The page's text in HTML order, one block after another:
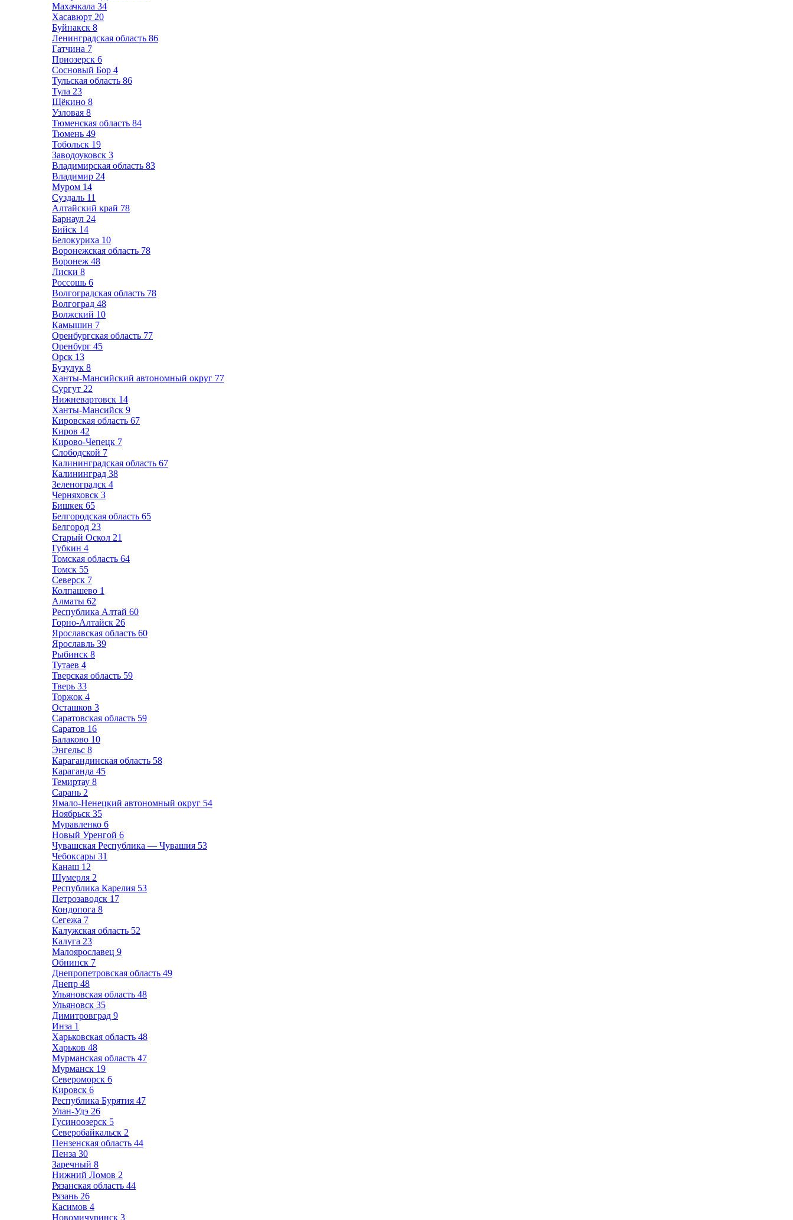
Махачкала 34
Хасавюрт 20
Буйнакск 8
Ленинградская область 86
Гатчина 7
Приозерск 6
Сосновый Бор 4
Тульская область 86
Тула 23
Щёкино 8
Узловая 8
Тюменская область 84
Тюмень 49
Тобольск 19
Заводоуковск 3
Владимирская область 83
Владимир 24
Муром 14
Суздаль 11
Алтайский край 78
Барнаул 24
Бийск 14
Белокуриха 10
Воронежская область 78
Воронеж 48
Лиски 8
Россошь 6
Волгоградская область 78
Волгоград 48
Волжский 10
Камышин 7
Оренбургская область 77
Оренбург 45
Орск 13
Бузулук 8
Ханты-Мансийский автономный округ 77
Сургут 22
Нижневартовск 14
Ханты-Мансийск 9
Кировская область 67
Киров 42
Кирово-Чепецк 7
Слободской 7
Калининградская область 67
Калининград 38
Зеленоградск 4
Черняховск 3
Бишкек 65
Белгородская область 65
Белгород 23
Старый Оскол 21
Губкин 4
Томская область 64
Томск 55
Северск 7
Колпашево 1
Алматы 62
Республика Алтай 60
Горно-Алтайск 26
Ярославская область 60
Ярославль 39
Рыбинск 8
Тутаев 4
Тверская область 59
Тверь 33
Торжок 4
Осташков 3
Саратовская область 59
Саратов 16
Балаково 10
Энгельс 8
Карагандинская область 58
Караганда 45
Темиртау 8
Сарань 2
Ямало-Ненецкий автономный округ 54
Ноябрьск 35
Муравленко 6
Новый Уренгой 6
Чувашская Республика — Чувашия 53
Чебоксары 31
Канаш 12
Шумерля 2
Республика Карелия 53
Петрозаводск 17
Кондопога 8
Сегежа 7
Калужская область 52
Калуга 23
Малоярославец 9
Обнинск 7
Днепропетровская область 49
Днепр 48
Ульяновская область 48
Ульяновск 35
Димитровград 9
Инза 1
Харьковская область 48
Харьков 48
Мурманская область 47
Мурманск 19
Североморск 6
Кировск 6
Республика Бурятия 47
Улан-Удэ 26
Гусиноозерск 5
Северобайкальск 2
Пензенская область 44
Пенза 30
Заречный 8
Нижний Ломов 2
Рязанская область 44
Рязань 26
Касимов 4
Новомичуринск 3